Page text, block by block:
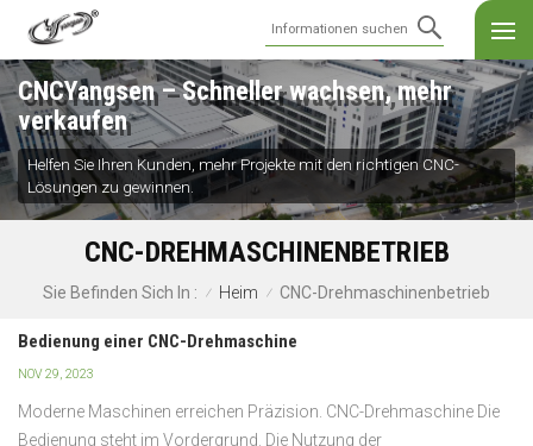
CNCYangsen – Schneller wachsen, mehr
verkaufen
Helfen Sie Ihren Kunden, mehr Projekte mit den richtigen CNC-
Lösungen zu gewinnen.
CNC-DREHMASCHINENBETRIEB
Sie Befinden Sich In : / Heim / CNC-Drehmaschinenbetrieb
Bedienung einer CNC-Drehmaschine
NOV 29, 2023
Moderne Maschinen erreichen Präzision. CNC-Drehmaschine Die
Bedienung steht im Vordergrund. Die Nutzung der